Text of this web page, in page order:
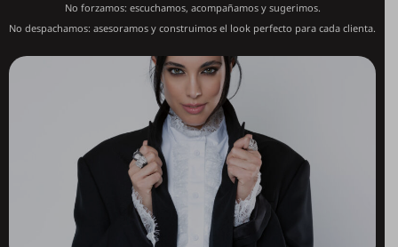
No forzamos: escuchamos, acompañamos y sugerimos.
No despachamos: asesoramos y construimos el look perfecto para cada clienta.